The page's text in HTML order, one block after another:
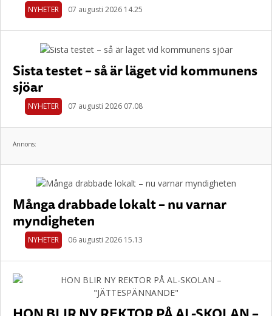
NYHETER 07 augusti 2026 14.25
Sista testet – så är läget vid kommunens
sjöar
NYHETER 07 augusti 2026 07.08
Annons:
Många drabbade lokalt – nu varnar
myndigheten
NYHETER 06 augusti 2026 15.13